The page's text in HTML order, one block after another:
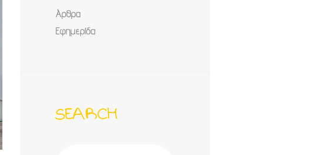
Άρθρα
Εφημερίδα
SEARCH